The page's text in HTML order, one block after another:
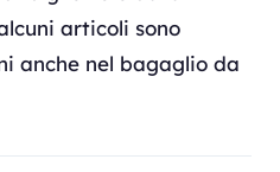
articoli sono
anche nel bagaglio da